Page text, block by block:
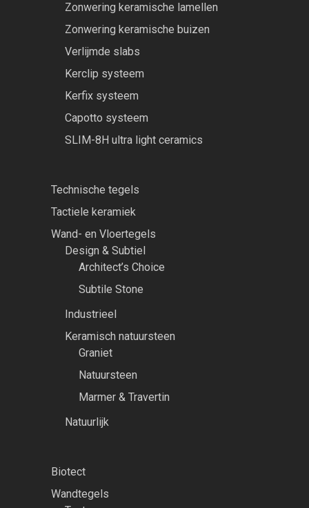
Zonwering keramische lamellen
Zonwering keramische buizen
Verlijmde slabs
Kerclip systeem
Kerfix systeem
Capotto systeem
SLIM-8H ultra light ceramics
Technische tegels
Tactiele keramiek
Wand- en Vloertegels
Design & Subtiel
Architect’s Choice
Subtile Stone
Industrieel
Keramisch natuursteen
Graniet
Natuursteen
Marmer & Travertin
Natuurlijk
Biotect
Wandtegels